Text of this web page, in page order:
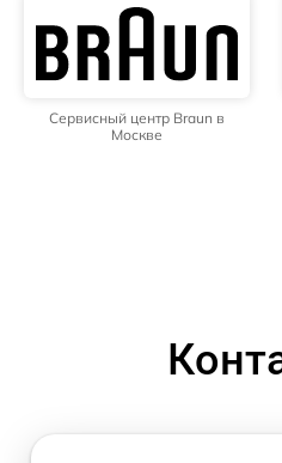
Сервисный центр Braun в
Москве